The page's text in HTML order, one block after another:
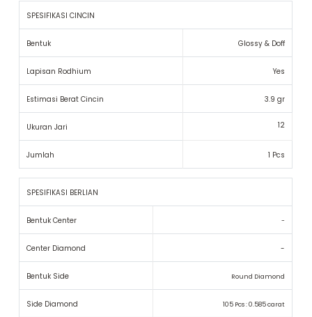
SPESIFIKASI CINCIN
Bentuk Glossy & Doff
Lapisan Rodhium Yes
Estimasi Berat Cincin 3.9 gr
Ukuran Jari 12
Jumlah 1 Pcs
SPESIFIKASI BERLIAN
Bentuk Center -
Center Diamond -
Bentuk Side Round Diamond
Side Diamond 105 Pcs : 0.585 carat